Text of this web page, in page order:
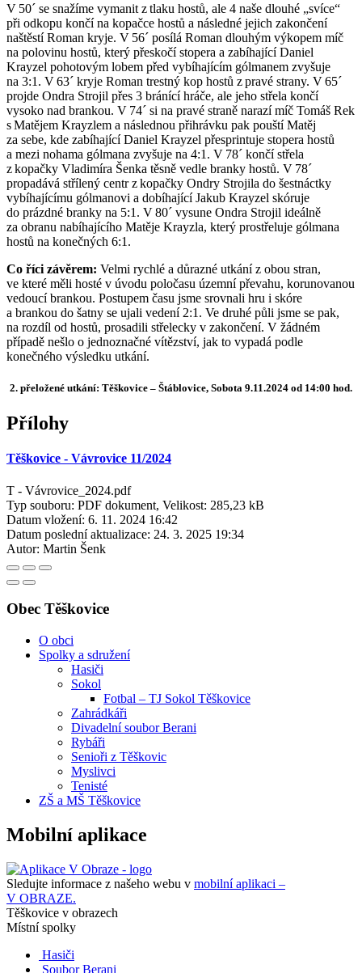
V 50´ se snažíme vymanit z tlaku hostů, ale 4 naše dlouhé „svíce“
při odkopu končí na kopačce hostů a následné jejich zakončení
naštěstí Roman kryje. V 56´ posílá Roman dlouhým výkopem míč
na polovinu hostů, který přeskočí stopera a zabíhající Daniel
Krayzel pohotovým lobem před vybíhajícím gólmanem zvyšuje
na 3:1. V 63´ kryje Roman trestný kop hostů z pravé strany. V 65´
projde Ondra Strojil přes 3 bránící hráče, ale jeho střela končí
vysoko nad brankou. V 74´ si na pravé straně narazí míč Tomáš Rek
s Matějem Krayzlem a následnou přihrávku pak pouští Matěj
za sebe, kde zabíhající Daniel Krayzel přesprintuje stopera hostů
a mezi nohama gólmana zvyšuje na 4:1. V 78´ končí střela
z kopačky Vladimíra Šenka těsně vedle branky hostů. V 78´
propadává střílený centr z kopačky Ondry Strojila do šestnáctky
vybíhajícímu gólmanovi a dobíhající Jakub Krayzel skóruje
do prázdné branky na 5:1. V 80´ vysune Ondra Strojil ideálně
za obranu nabíhajícího Matěje Krayzla, který prostřeluje gólmana
hostů na konečných 6:1.
Co říci závěrem: Velmi rychlé a důrazné utkání z obou stran,
ve které měli hosté v úvodu poločasu územní převahu, korunovanou
vedoucí brankou. Postupem času jsme srovnali hru i skóre
a brankou do šatny se ujali vedení 2:1. Ve druhé půli jsme se pak,
na rozdíl od hostů, prosadili střelecky v zakončení. V žádném
případě nešlo o jednoznačné vítězství, jak to vypadá podle
konečného výsledku utkání.
2. přeložené utkání: Těškovice – Štáblovice, Sobota 9.11.2024 od 14:00 hod.
Přílohy
Těškovice - Vávrovice 11/2024
T - Vávrovice_2024.pdf
Typ souboru: PDF dokument, Velikost: 285,23 kB
Datum vložení: 6. 11. 2024 16:42
Datum poslední aktualizace: 24. 3. 2025 19:34
Autor: Martin Šenk
Obec Těškovice
O obci
Spolky a sdružení
Hasiči
Sokol
Fotbal – TJ Sokol Těškovice
Zahrádkáři
Divadelní soubor Berani
Rybáři
Senioři z Těškovic
Myslivci
Tenisté
ZŠ a MŠ Těškovice
Mobilní aplikace
Sledujte informace z našeho webu v mobilní aplikaci –
V OBRAZE.
Těškovice v obrazech
Místní spolky
Hasiči
Soubor Berani